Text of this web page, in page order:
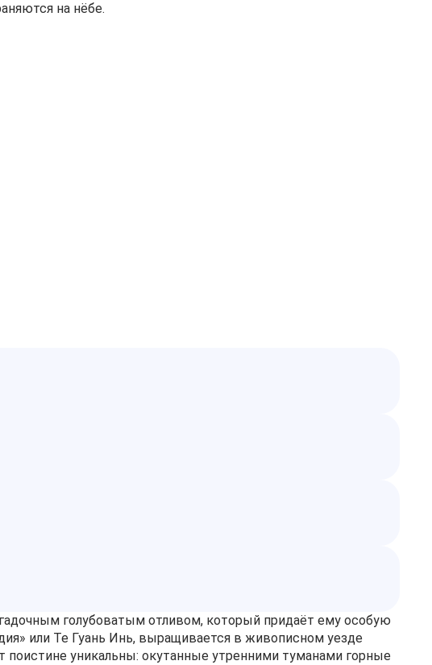
на нёбе.
голубоватым отливом, который придаёт ему особую
или Те Гуань Инь, выращивается в живописном уезде
уникальны: окутанные утренними туманами горные